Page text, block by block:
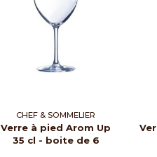
CHEF & SOMMELIER
Verre à pied Arom Up
35 cl - boite de 6